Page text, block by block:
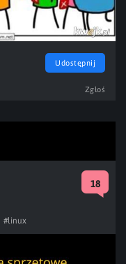
Udostępnij
Zgłoś
18
#linux